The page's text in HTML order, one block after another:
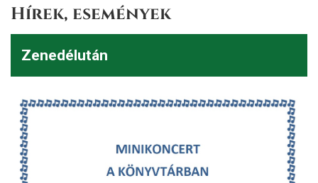
Hírek, események
Zenedélután